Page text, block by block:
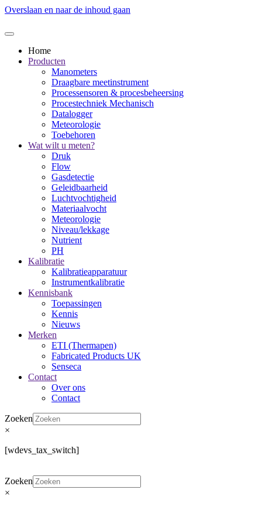
Overslaan en naar de inhoud gaan
Home
Producten
Manometers
Draagbare meetinstrument
Processensoren & procesbeheersing
Procestechniek Mechanisch
Datalogger
Meteorologie
Toebehoren
Wat wilt u meten?
Druk
Flow
Gasdetectie
Geleidbaarheid
Luchtvochtigheid
Materiaalvocht
Meteorologie
Niveau/lekkage
Nutrient
PH
Kalibratie
Kalibratieapparatuur
Instrumentkalibratie
Kennisbank
Toepassingen
Kennis
Nieuws
Merken
ETI (Thermapen)
Fabricated Products UK
Senseca
Contact
Over ons
Contact
Zoeken
×
[wdevs_tax_switch]
Zoeken
×